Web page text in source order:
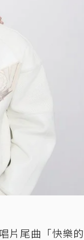
片尾曲「快樂的